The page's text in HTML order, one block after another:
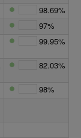
98.69%
97%
99.95%
82.03%
98%